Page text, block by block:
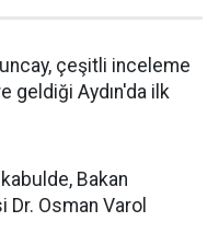
çeşitli inceleme
geldiği Aydın'da ilk
Bakan
Dr. Osman Varol